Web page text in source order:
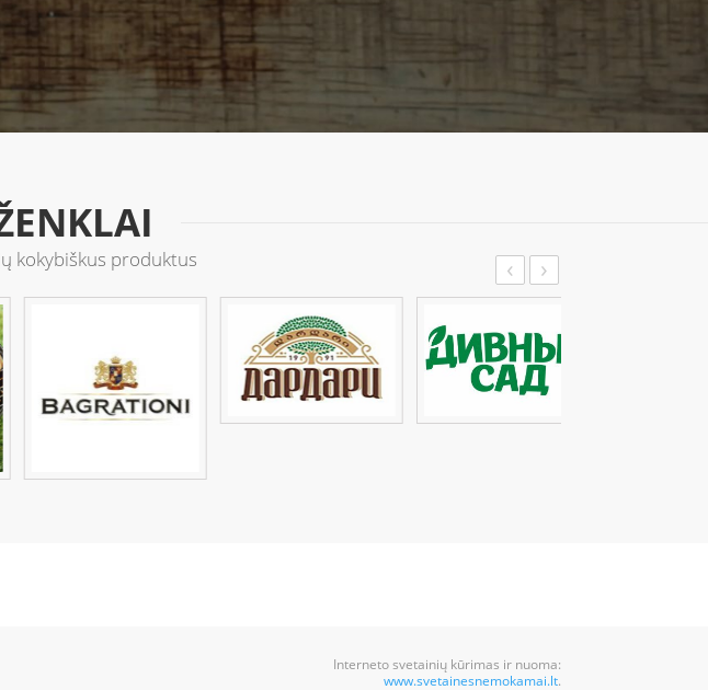
kokybiškus produktus ‹ ›
Interneto svetainių kūrimas ir nuoma:
www.svetainesnemokamai.lt.